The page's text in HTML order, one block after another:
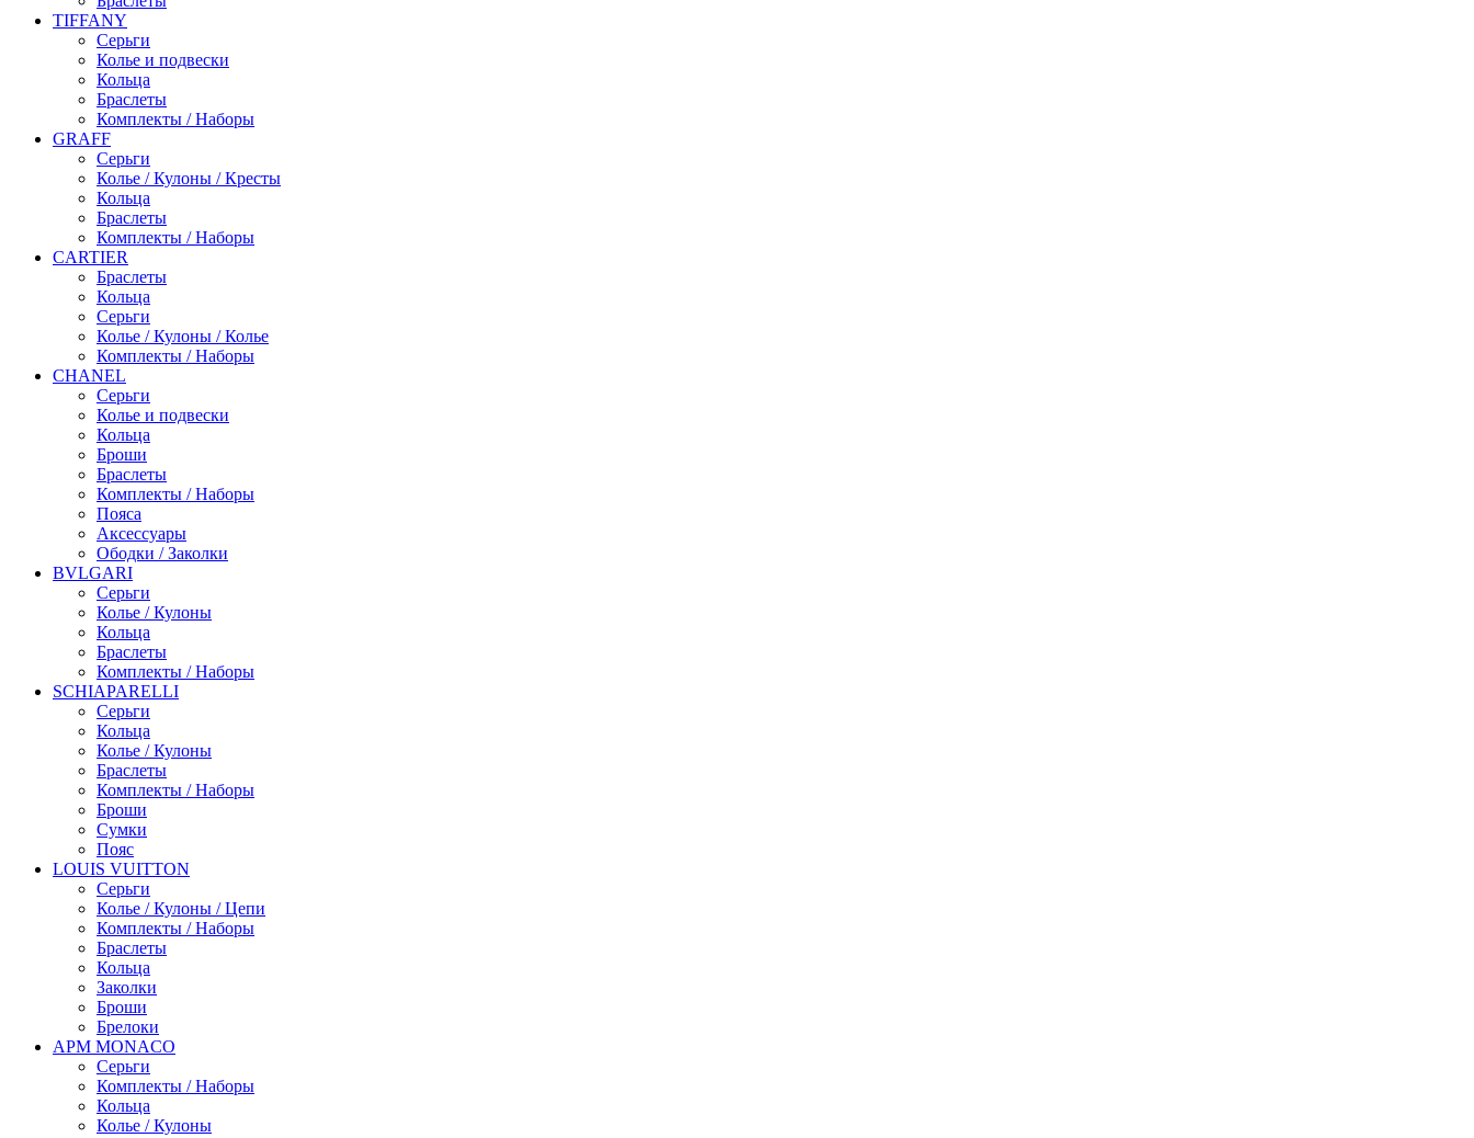
TIFFANY
Серьги
Колье и подвески
Кольца
Браслеты
Комплекты / Наборы
GRAFF
Серьги
Колье / Кулоны / Кресты
Кольца
Браслеты
Комплекты / Наборы
CARTIER
Браслеты
Кольца
Серьги
Колье / Кулоны / Колье
Комплекты / Наборы
CHANEL
Серьги
Колье и подвески
Кольца
Броши
Браслеты
Комплекты / Наборы
Пояса
Аксессуары
Ободки / Заколки
BVLGARI
Серьги
Колье / Кулоны
Кольца
Браслеты
Комплекты / Наборы
SCHIAPARELLI
Серьги
Кольца
Колье / Кулоны
Браслеты
Комплекты / Наборы
Броши
Сумки
Пояс
LOUIS VUITTON
Серьги
Колье / Кулоны / Цепи
Комплекты / Наборы
Браслеты
Кольца
Заколки
Броши
Брелоки
APM MONACO
Серьги
Комплекты / Наборы
Кольца
Колье / Кулоны